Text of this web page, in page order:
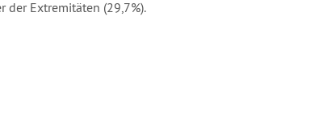
der Extremitäten (29,7%).